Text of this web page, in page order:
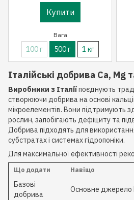
Купити
Вага
100 г 500 г 1 кг
Італійські добрива Ca, Mg
Виробники з Італіїпоєднують
створюючи добрива на основі
мікроелементів. Вони підтримують
рослин, запобігають дефіциту та
Добрива підходять для
субстратах і системах гідропоніки.
Для максимальної ефективності
Що додати Навіщо
Базові
добрива
Основне джерело